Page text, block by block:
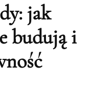
jak
budują i